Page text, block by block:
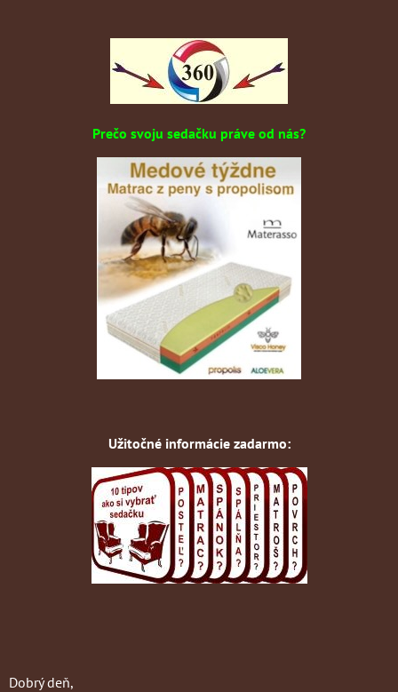
Prečo svoju sedačku práve od nás?
Užitočné informácie zadarmo:
Dobrý deň,